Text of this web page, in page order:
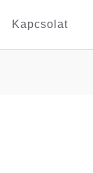
Kapcsolat